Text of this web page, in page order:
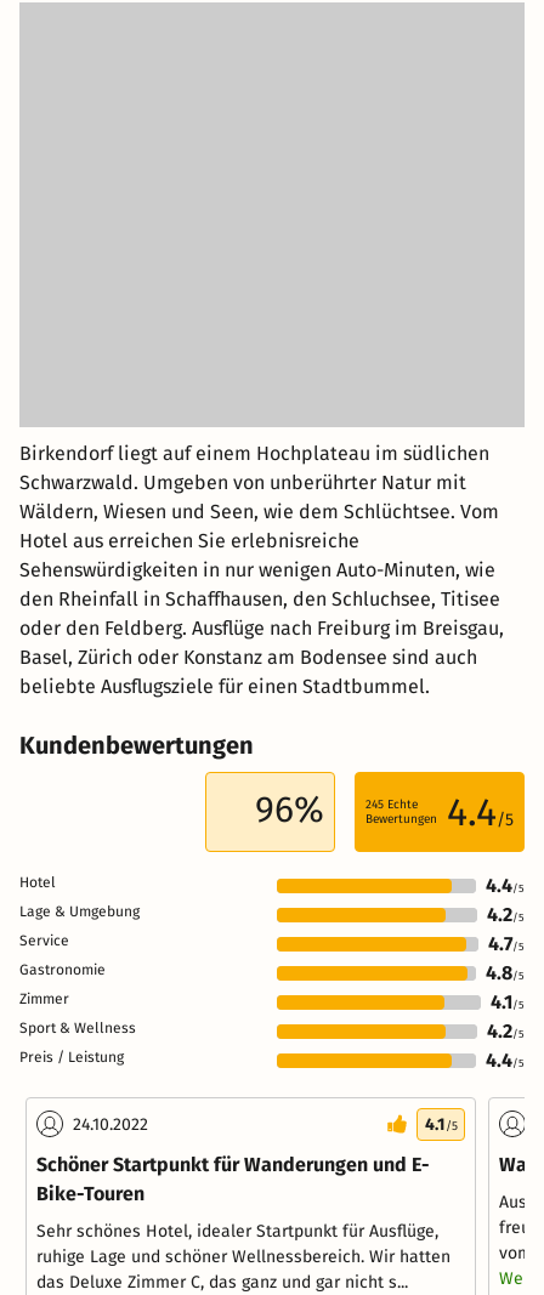
Birkendorf liegt auf einem Hochplateau im südlichen
Schwarzwald. Umgeben von unberührter Natur mit
Wäldern, Wiesen und Seen, wie dem Schlüchtsee. Vom
Hotel aus erreichen Sie erlebnisreiche
Sehenswürdigkeiten in nur wenigen Auto-Minuten, wie
den Rheinfall in Schaffhausen, den Schluchsee, Titisee
oder den Feldberg. Ausflüge nach Freiburg im Breisgau,
Basel, Zürich oder Konstanz am Bodensee sind auch
beliebte Ausflugsziele für einen Stadtbummel.
Kundenbewertungen
96% 245 Echte
Bewertungen
4.4/5
Hotel 4.4/5
Lage & Umgebung 4.2/5
Service 4.7/5
Gastronomie 4.8/5
Zimmer 4.1/5
Sport & Wellness 4.2/5
Preis / Leistung 4.4/5
24.10.2022 4.1/5
Schöner Startpunkt für Wanderungen und E-
Bike-Touren
Sehr schönes Hotel, idealer Startpunkt für Ausflüge,
ruhige Lage und schöner Wellnessbereich. Wir hatten
das Deluxe Zimmer C, das ganz und gar nicht s...
War
vom